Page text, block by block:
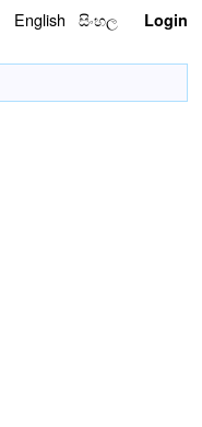
English සිංහල Login